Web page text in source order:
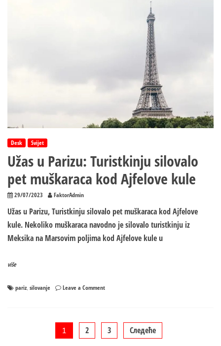
Desk Svijet
Užas u Parizu: Turistkinju silovalo
pet muškaraca kod Ajfelove kule
29/07/2023 FaktorAdmin
Užas u Parizu, Turistkinju silovalo pet muškaraca kod Ajfelove
kule. Nekoliko muškaraca navodno je silovalo turistkinju iz
Meksika na Marsovim poljima kod Ajfelove kule u
više
pariz silovanje Leave a Commenton
Turistkinju
silovalo
Пагинација
1 2 3 Следеће